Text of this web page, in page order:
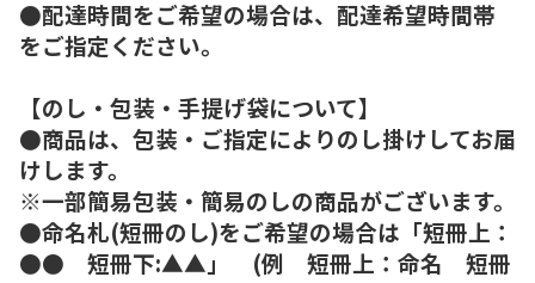
●配達時間をご希望の場合は、配達希望時間帯
をご指定ください。
【のし・包装・手提げ袋について】
●商品は、包装・ご指定によりのし掛けしてお届
けします。
※一部簡易包装・簡易のしの商品がございます。
●命名札(短冊のし)をご希望の場合は「短冊上：
●● 短冊下:▲▲」 (例 短冊上：命名 短冊